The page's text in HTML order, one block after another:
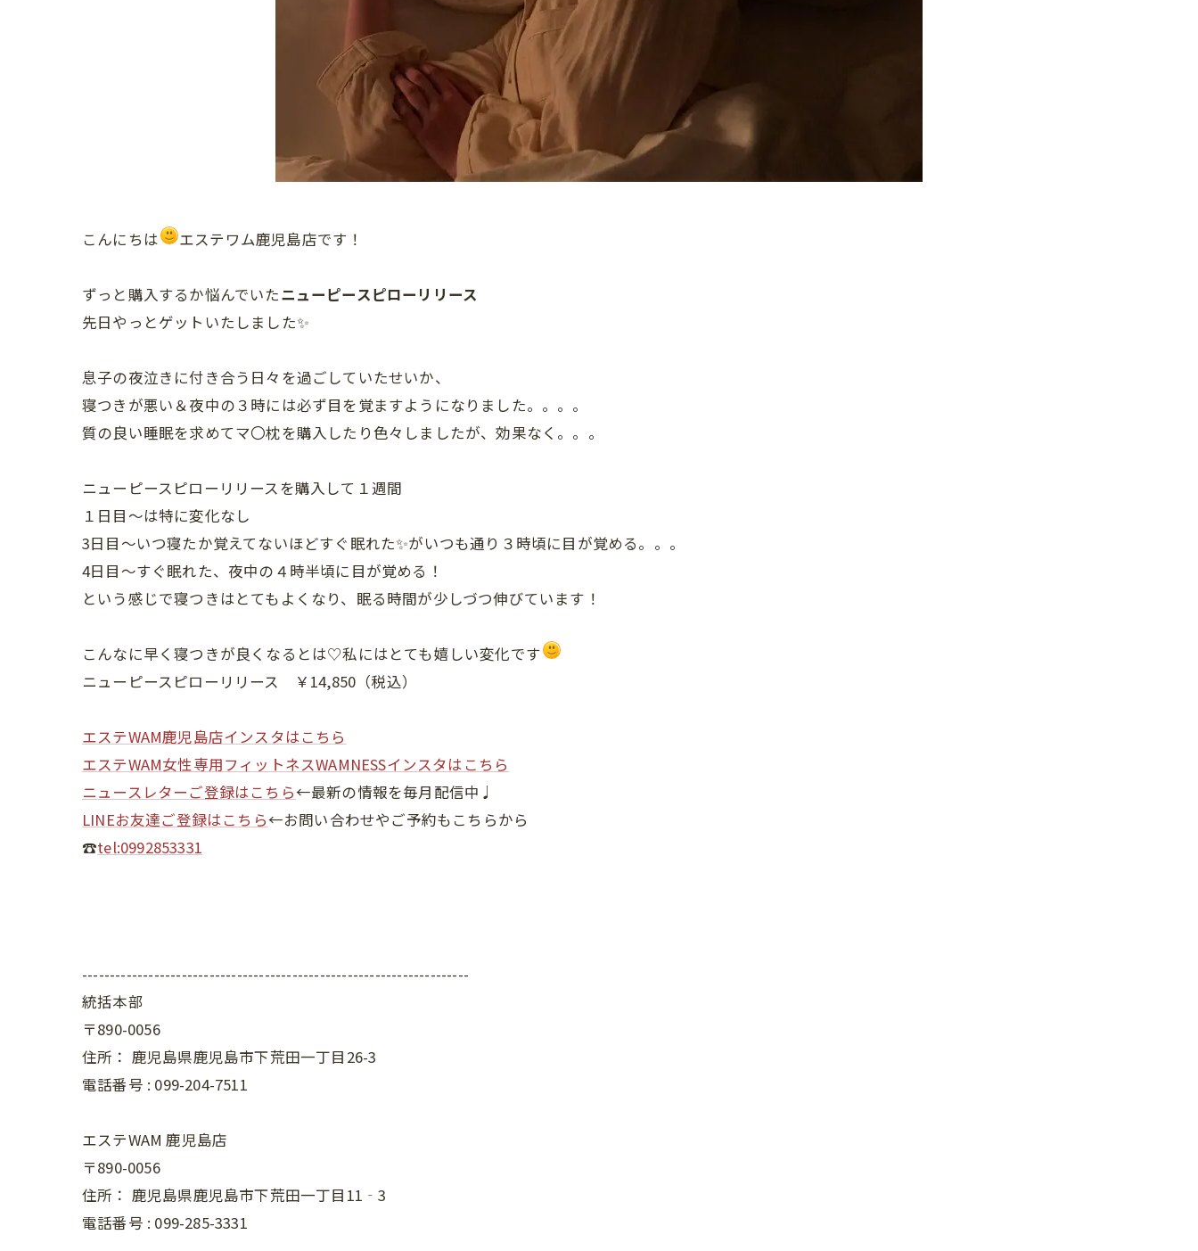
こんにちは エステワム鹿児島店です！
ずっと購入するか悩んでいたニューピースピローリリース
先日やっとゲットいたしました✨
息子の夜泣きに付き合う日々を過ごしていたせいか、
寝つきが悪い＆夜中の３時には必ず目を覚ますようになりました。。。。
質の良い睡眠を求めてマ〇枕を購入したり色々しましたが、効果なく。。。
ニューピースピローリリースを購入して１週間
１日目～は特に変化なし
3日目～いつ寝たか覚えてないほどすぐ眠れた✨がいつも通り３時頃に目が覚める。。。
4日目～すぐ眠れた、夜中の４時半頃に目が覚める！
という感じで寝つきはとてもよくなり、眠る時間が少しづつ伸びています！
こんなに早く寝つきが良くなるとは♡私にはとても嬉しい変化です
ニューピースピローリリース ￥14,850（税込）
エステWAM鹿児島店インスタはこちら
エステWAM女性専用フィットネスWAMNESSインスタはこちら
ニュースレターご登録はこちら←最新の情報を毎月配信中♩
LINEお友達ご登録はこちら←お問い合わせやご予約もこちらから
☎tel:0992853331
----------------------------------------------------------------------
統括本部
〒890-0056
住所： 鹿児島県鹿児島市下荒田一丁目26-3
電話番号 : 099-204-7511
エステWAM 鹿児島店
〒890-0056
住所： 鹿児島県鹿児島市下荒田一丁目11‐3
電話番号 : 099-285-3331